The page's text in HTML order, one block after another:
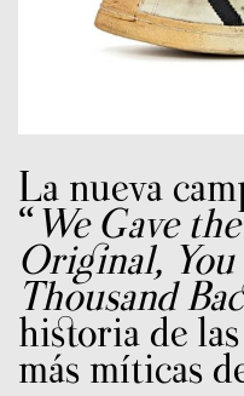
La nueva
“We Gave
Original, You
Thousand
historia de
más míticas